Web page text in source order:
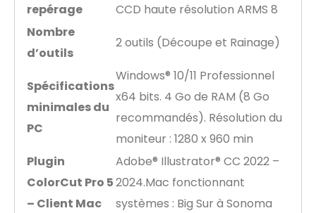
repérage
CCD haute résolution ARMS 8
Nombre
d’outils
2 outils (Découpe et Rainage)
Spécifications
minimales du
PC
Windows® 10/11 Professionnel
x64 bits. 4 Go de RAM (8 Go
recommandés). Résolution du
moniteur : 1280 x 960 min
Plugin
ColorCut Pro 5
– Client Mac
Adobe® Illustrator® CC 2022 –
2024.Mac fonctionnant
systèmes : Big Sur à Sonoma